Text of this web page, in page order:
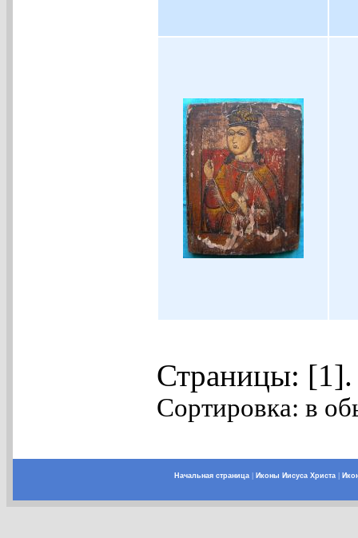
Страницы:
Сортировка: в
Начальная страница| Иконы Иисуса Христа|